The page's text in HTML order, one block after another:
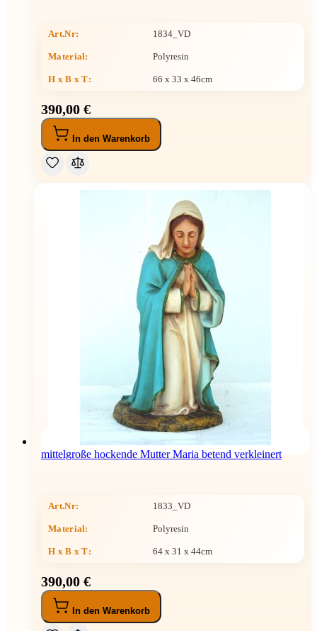
Art.Nr: 1834_VD
Material: Polyresin
H x B x T: 66 x 33 x 46cm
390,00 €
In den Warenkorb
mittelgroße hockende Mutter Maria betend verkleinert
Art.Nr: 1833_VD
Material: Polyresin
H x B x T: 64 x 31 x 44cm
390,00 €
In den Warenkorb